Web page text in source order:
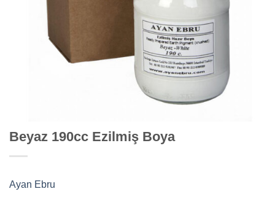
Beyaz 190cc Ezilmiş Boya
Ayan Ebru